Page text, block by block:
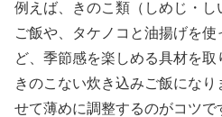
例えば、きのこ類（しめじ・
ご飯や、タケノコと油揚げを
ど、季節感を楽しめる具材を
きのこない炊き込みご飯にな
せて薄めに調整するのがコツで